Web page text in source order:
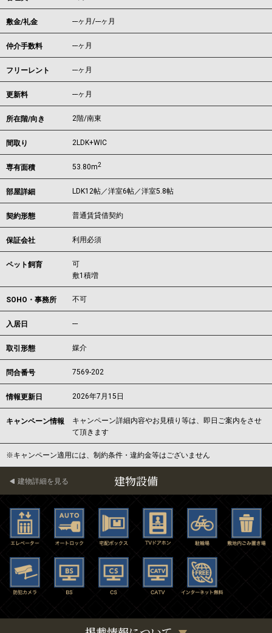
敷金/礼金 ---ヶ月/---ヶ月
仲介手数料 ---ヶ月
フリーレント ---ヶ月
更新料 ---ヶ月
所在階/向き 2階/南東
間取り 2LDK+WIC
専有面積 53.80m2
部屋詳細 LDK12帖／洋室6帖／洋室5.8帖
契約形態 普通賃貸借契約
保証会社 利用必須
ペット飼育
可
敷1積増
SOHO・事務所 不可
入居日 ---
取引形態 媒介
問合番号 7569-202
情報更新日 2026年7月15日
キャンペーン情報
キャンペーン詳細内容やお見積り等は、即日ご案内をさせ
て頂きます
※キャンペーン適用には、制約条件・違約金等はございません
建物設備
建物詳細を見る